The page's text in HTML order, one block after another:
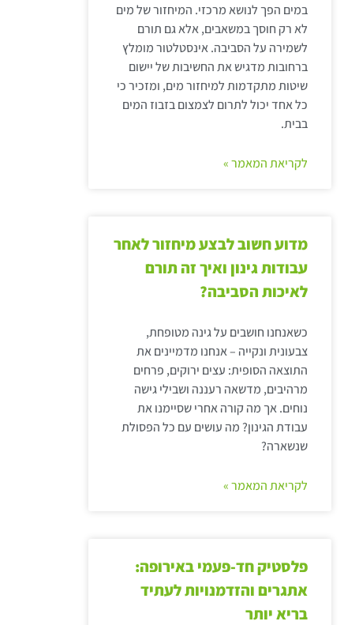
במים הפך לנושא מרכזי. המיחזור של מים
לא רק חוסך במשאבים, אלא גם תורם
לשמירה על הסביבה. אינסטלטור מומלץ
ברחובות מדגיש את החשיבות של יישום
שיטות מתקדמות למיחזור מים, ומזכיר כי
כל אחד יכול לתרום לצמצום בזבוז המים
בבית.
לקריאת המאמר »
מדוע חשוב לבצע מיחזור לאחר
עבודות גינון ואיך זה תורם
לאיכות הסביבה?
כשאנחנו חושבים על גינה מטופחת,
צבעונית ונקייה – אנחנו מדמיינים את
התוצאה הסופית: עצים ירוקים, פרחים
מרהיבים, מדשאה רעננה ושבילי גישה
נוחים. אך מה קורה אחרי שסיימנו את
עבודת הגינון? מה עושים עם כל הפסולת
שנשארה?
לקריאת המאמר »
פלסטיק חד-פעמי באירופה:
אתגרים והזדמנויות לעתיד
בריא יותר